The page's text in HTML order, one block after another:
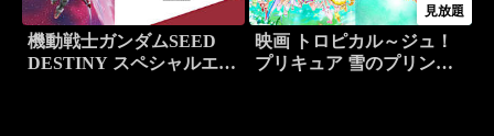
機動戦士ガンダムSEED
DESTINY スペシャルエデ
見放題
映画 トロピカル～ジュ！
プリキュア 雪のプリンセ